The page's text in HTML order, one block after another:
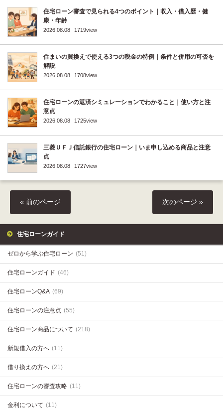
住宅ローン審査で見られる4つのポイント｜収入・借入歴・健
康・年齢
2026.08.08 1719view
住まいの買換えで使える3つの税金の特例｜条件と併用の可否を
解説
2026.08.08 1708view
住宅ローンの返済シミュレーションでわかること｜使い方と注
意点
2026.08.08 1725view
三菱ＵＦＪ信託銀行の住宅ローン｜いま申し込める商品と注意
点
2026.08.08 1727view
« 前のページ 次のページ »
住宅ローンガイド
ゼロから学ぶ住宅ローン (51)
住宅ローンガイド (46)
住宅ローンQ&A (69)
住宅ローンの注意点 (55)
住宅ローン商品について (218)
新規借入の方へ (11)
借り換えの方へ (21)
住宅ローンの審査攻略 (11)
金利について (11)